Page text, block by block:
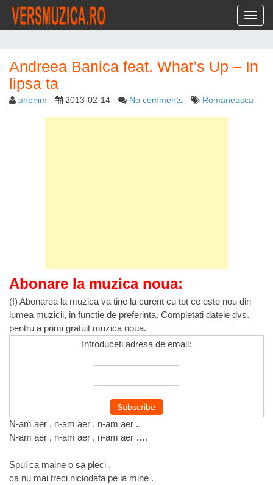
Andreea Banica feat. What’s Up – In
lipsa ta
anonim - 2013-02-14 - No comments - Romaneasca
Abonare la muzica noua:
(!) Abonarea la muzica va tine la curent cu tot ce este nou din
lumea muzicii, in functie de preferinta. Completati datele dvs.
pentru a primi gratuit muzica noua.
Introduceti adresa de email:
N-am aer , n-am aer , n-am aer ..
N-am aer , n-am aer , n-am aer ….
Spui ca maine o sa pleci ,
ca nu mai treci niciodata pe la mine .